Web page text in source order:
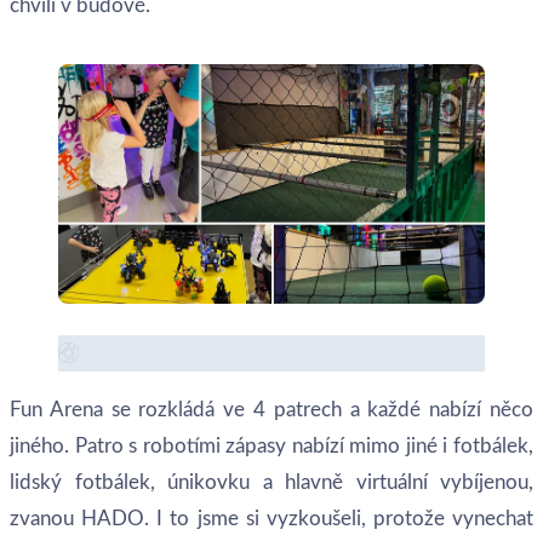
chvíli v budově.
Fun Arena se rozkládá ve 4 patrech a každé nabízí něco
jiného. Patro s robotími zápasy nabízí mimo jiné i fotbálek,
lidský fotbálek, únikovku a hlavně virtuální vybíjenou,
zvanou HADO. I to jsme si vyzkoušeli, protože vynechat